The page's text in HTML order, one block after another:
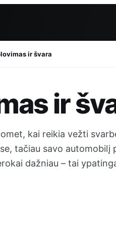
ir švara
ir
kai reikia vežti
tačiau savo automobilį
dažniau – tai